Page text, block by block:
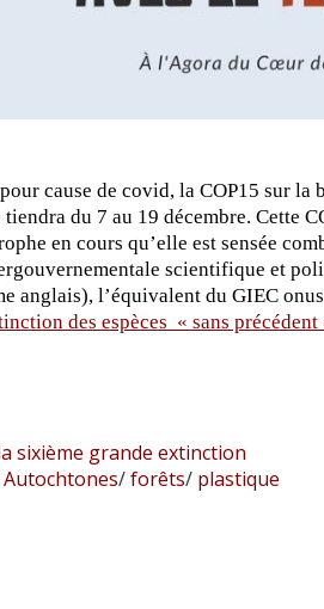
cause de covid, la COP15 sur la
du 7 au 19 décembre. Cette
en cours qu’elle est sensée
scientifique et
anglais), l’équivalent du GIEC
des espèces « sans précédent
sixième grande extinction
/forêts/plastique